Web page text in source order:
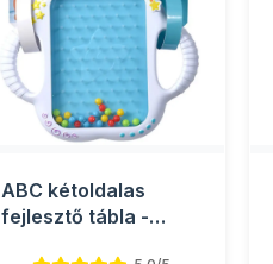
ABC kétoldalas
fejlesztő tábla -